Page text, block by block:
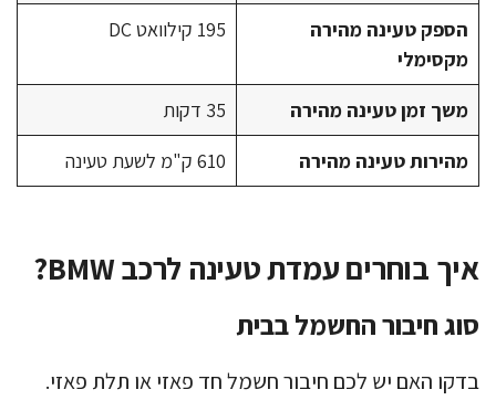
הספק טעינה מהירה
מקסימלי
195 קילוואט DC
משך זמן טעינה מהירה
35 דקות
מהירות טעינה מהירה
610 ק"מ לשעת טעינה
איך בוחרים עמדת טעינה לרכב BMW?
סוג חיבור החשמל בבית
בדקו האם יש לכם חיבור חשמל חד פאזי או תלת פאזי.